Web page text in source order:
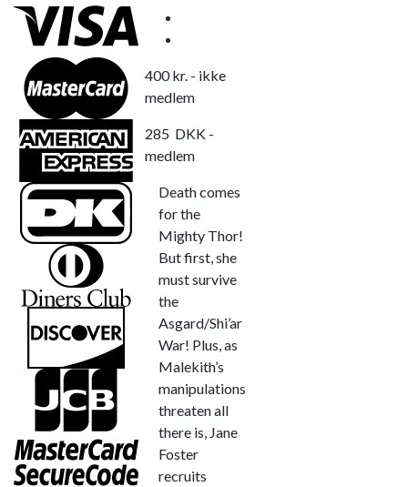
400kr. - ikke
medlem
285 DKK -
medlem
Death comes
for the
Mighty Thor!
But first, she
must survive
the
Asgard/Shi’ar
War! Plus, as
Malekith’s
manipulations
threaten all
there is, Jane
Foster
recruits